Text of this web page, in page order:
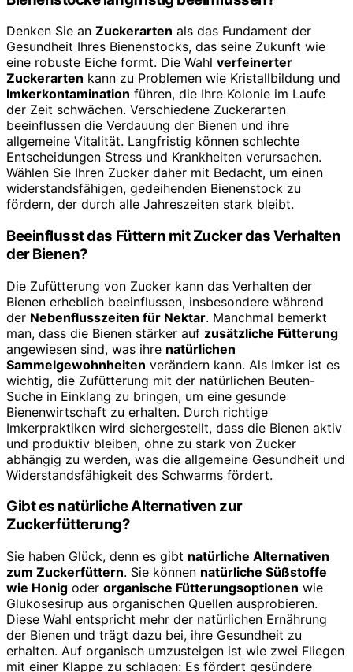
Denken Sie an Zuckerarten als das Fundament der
Gesundheit Ihres Bienenstocks, das seine Zukunft wie
eine robuste Eiche formt. Die Wahl verfeinerter
Zuckerarten kann zu Problemen wie Kristallbildung und
Imkerkontamination führen, die Ihre Kolonie im Laufe
der Zeit schwächen. Verschiedene Zuckerarten
beeinflussen die Verdauung der Bienen und ihre
allgemeine Vitalität. Langfristig können schlechte
Entscheidungen Stress und Krankheiten verursachen.
Wählen Sie Ihren Zucker daher mit Bedacht, um einen
widerstandsfähigen, gedeihenden Bienenstock zu
fördern, der durch alle Jahreszeiten stark bleibt.
Beeinflusst das Füttern mit Zucker das Verhalten
der Bienen?
Die Zufütterung von Zucker kann das Verhalten der
Bienen erheblich beeinflussen, insbesondere während
der Nebenflusszeiten für Nektar. Manchmal bemerkt
man, dass die Bienen stärker auf zusätzliche Fütterung
angewiesen sind, was ihre natürlichen
Sammelgewohnheiten verändern kann. Als Imker ist es
wichtig, die Zufütterung mit der natürlichen Beuten-
Suche in Einklang zu bringen, um eine gesunde
Bienenwirtschaft zu erhalten. Durch richtige
Imkerpraktiken wird sichergestellt, dass die Bienen aktiv
und produktiv bleiben, ohne zu stark von Zucker
abhängig zu werden, was die allgemeine Gesundheit und
Widerstandsfähigkeit des Schwarms fördert.
Gibt es natürliche Alternativen zur
Zuckerfütterung?
Sie haben Glück, denn es gibt natürliche Alternativen
zum Zuckerfüttern. Sie können natürliche Süßstoffe
wie Honig oder organische Fütterungsoptionen wie
Glukosesirup aus organischen Quellen ausprobieren.
Diese Wahl entspricht mehr der natürlichen Ernährung
der Bienen und trägt dazu bei, ihre Gesundheit zu
erhalten. Auf organisch umzusteigen ist wie zwei Fliegen
mit einer Klappe zu schlagen: Es fördert gesündere